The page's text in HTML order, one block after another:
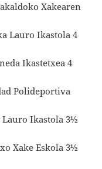
Xakearen
Lauro Ikastola 4
Ikastetxea 4
Polideportiva
Lauro Ikastola 3½
Xake Eskola 3½